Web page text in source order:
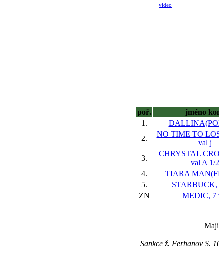
video
poř.
jméno
1.
2.
NO TIME TO
val j
3.
CHRYSTAL
val A 1/2
4.
TIARA
5.
STARBUCK,
ZN
MEDIC, 7
Sankce ž. Ferhanov S.